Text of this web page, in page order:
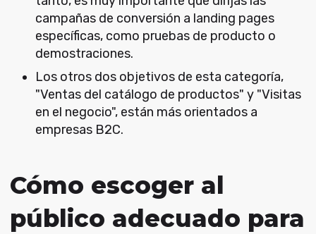
campañas de conversión a landing pages
específicas, como pruebas de producto o
demostraciones.
Los otros dos objetivos de esta categoría,
"Ventas del catálogo de productos" y "Visitas
en el negocio", están más orientados a
empresas B2C.
Cómo escoger al
público adecuado para